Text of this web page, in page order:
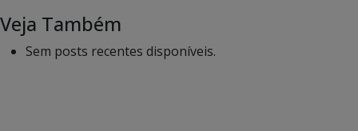
Veja Também
Sem posts recentes disponíveis.